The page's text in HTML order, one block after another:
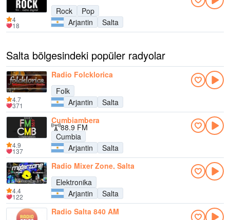
Rock
Pop
Arjantin
Salta
4
18
Salta bölgesindeki popüler radyolar
Radio Folcklorica
Folk
Arjantin
Salta
4.7
371
Cumbiambera
88.9 FM
Cumbia
Arjantin
Salta
4.9
137
Radio Mixer Zone, Salta
Elektronika
Arjantin
Salta
4.4
122
Radio Salta 840 AM